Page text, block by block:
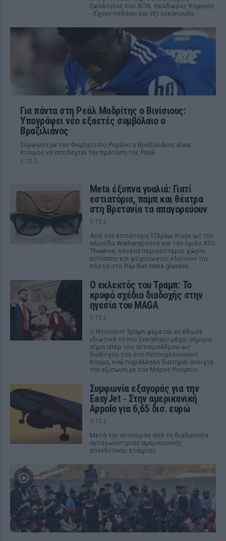
ζωολογίας του ΑΠΘ, Θεόδωρος Κομηνός
- Έχουν πεθάνει και έξι λυκόπουλα
Για πάντα στη Ρεάλ Μαδρίτης ο Βινίσιους:
Υπογράφει νέο εξαετές συμβόλαιο ο
Βραζιλιάνος
Σύμφωνα με τον Φαμπρίτσιο Ρομάνο ο Βραζιλιάνος είναι
έτοιμος να αποδεχτεί την πρόταση της Ρεάλ
ΧΤΕΣ
Meta έξυπνα γυαλιά: Γιατί
εστιατόρια, παμπ και θέατρα
στη Βρετανία τα απαγορεύουν
ΧΤΕΣ
Από τον εστιάτορα Τζέρεμι Κινγκ ως την
αλυσίδα Wetherspoons και τον όμιλο ATG
Theatres, ολοένα περισσότεροι χώροι
εστίασης και ψυχαγωγίας κλείνουν την
πόρτα στα Ray-Ban Meta glasses.
Ο εκλεκτός του Τραμπ: Το
κρυφό σχέδιο διαδοχής στην
ηγεσία του MAGA
ΧΤΕΣ
Ο Ντόναλντ Τραμπ φέρεται να έδωσε
ιδιωτικά το πιο ξεκάθαρο μέχρι σήμερα
σήμα υπέρ του αντιπροέδρου ως
διαδόχου του στο Ρεπουμπλικανικό
Κόμμα, ενώ παράλληλα διατηρεί ανοιχτή
την εξίσωση με τον Μάρκο Ρούμπιο.
Συμφωνία εξαγοράς για την
EasyJet ‑ Στην αμερικανική
Appolo για 6,65 δισ. ευρώ
ΧΤΕΣ
Μετά την απόσυρση από τη διαδικασία
ανταγωνίστριας αμερικανικής
επενδυτικής εταιρίας